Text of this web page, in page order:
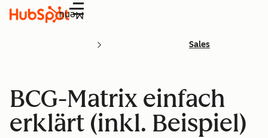
Menü
Sales
BCG-Matrix einfach
erklärt (inkl. Beispiel)